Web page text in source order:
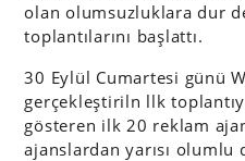
olan olumsuzluklara dur
toplantılarını başlattı.
30 Eylül Cumartesi günü
gerçekleştiriln llk
gösteren ilk 20 reklam
ajanslardan yarısı olumlu